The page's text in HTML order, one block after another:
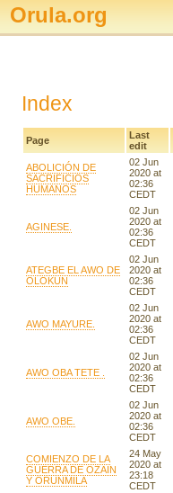
Orula.org
Index
Page
Last
edit
ABOLICIÓN DE
SACRIFICIOS
HUMANOS
02 Jun
2020 at
02:36
CEDT
AGINESE.
02 Jun
2020 at
02:36
CEDT
ATEGBE EL AWO DE
OLOKUN
02 Jun
2020 at
02:36
CEDT
AWO MAYURE.
02 Jun
2020 at
02:36
CEDT
AWO OBA TETE .
02 Jun
2020 at
02:36
CEDT
AWO OBE.
02 Jun
2020 at
02:36
CEDT
COMIENZO DE LA
GUERRA DE OZAIN
Y ORUNMILA
24 May
2020 at
23:18
CEDT